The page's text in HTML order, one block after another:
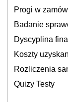
Progi w
Badanie
Dyscyplina
Koszty
Rozliczenia
Quizy Testy